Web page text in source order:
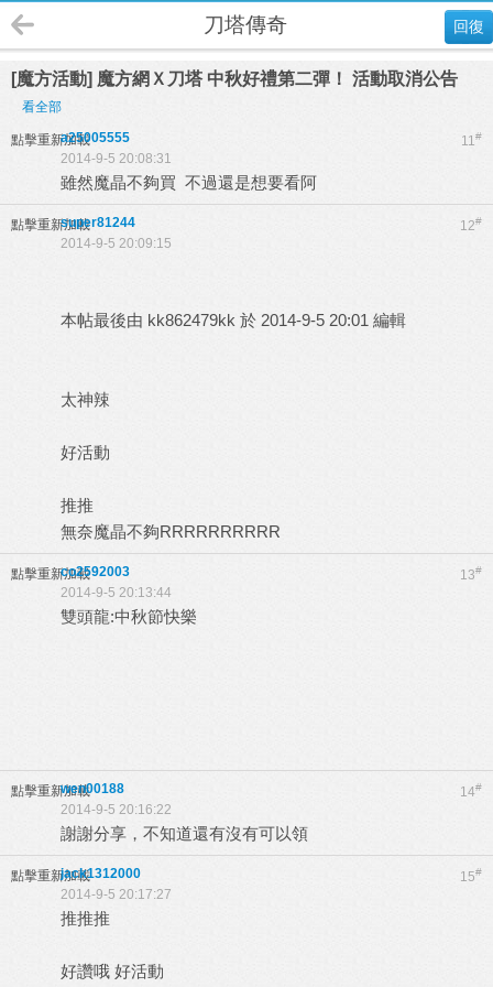
回復
刀塔傳奇
[魔方活動] 魔方網Ｘ刀塔 中秋好禮第二彈！ 活動取消公告
看全部
點擊重新加載 11#
a25005555
2014-9-5 20:08:31
雖然魔晶不夠買 不過還是想要看阿
點擊重新加載 12#
super81244
2014-9-5 20:09:15
本帖最後由 kk862479kk 於 2014-9-5 20:01 編輯
太神辣
好活動
推推
無奈魔晶不夠RRRRRRRRRR
點擊重新加載 13#
co2592003
2014-9-5 20:13:44
雙頭龍:中秋節快樂
點擊重新加載 14#
wen00188
2014-9-5 20:16:22
謝謝分享，不知道還有沒有可以領
點擊重新加載 15#
jack1312000
2014-9-5 20:17:27
推推推
好讚哦 好活動